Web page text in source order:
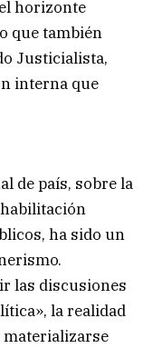
horizonte
que también
Justicialista,
interna que
de país, sobre la
ha sido un
las discusiones
la realidad
materializarse